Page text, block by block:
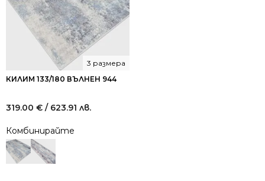
КИЛИМ 133/180 ВЪЛНЕН 944
3 размера
319.00 € / 623.91 лв.
Комбинирайте